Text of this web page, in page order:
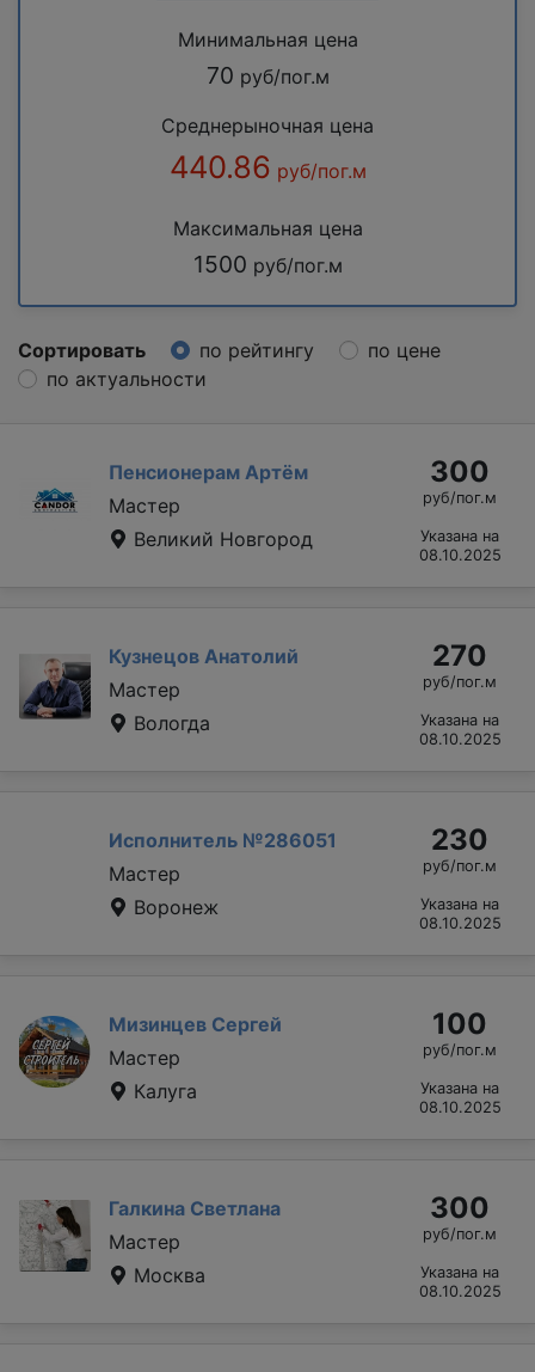
Минимальная цена
70 руб/пог.м
Среднерыночная цена
440.86 руб/пог.м
Максимальная цена
1500 руб/пог.м
Сортировать по рейтингу
по цене
по актуальности
Пенсионерам Артём
Мастер
Великий Новгород
300
руб/пог.м
Указана на
08.10.2025
Кузнецов Анатолий
Мастер
Вологда
270
руб/пог.м
Указана на
08.10.2025
Исполнитель №286051
Мастер
Воронеж
230
руб/пог.м
Указана на
08.10.2025
Мизинцев Сергей
Мастер
Калуга
100
руб/пог.м
Указана на
08.10.2025
Галкина Светлана
Мастер
Москва
300
руб/пог.м
Указана на
08.10.2025